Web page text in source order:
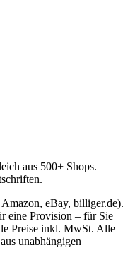
aus 500+ Shops.
eBay, billiger.de).
eine Provision – für Sie
Preise inkl. MwSt. Alle
unabhängigen